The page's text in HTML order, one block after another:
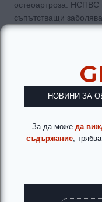
остеоартроза. НСПВС
съпътстващи
поради лекото
Etoricoxib и
безопасност по
както и по-ниска
Въпреки това рискът
НОВИНИ ЗА
За да може да
съдържание ,